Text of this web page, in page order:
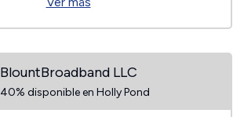
BlountBroadband LLC
40% disponible en Holly Pond